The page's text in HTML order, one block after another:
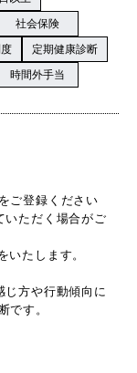
社会保険
定期健康診断
時間外手当
ご登録ください
ただく場合がご
いたします。
方や行動傾向に
です。